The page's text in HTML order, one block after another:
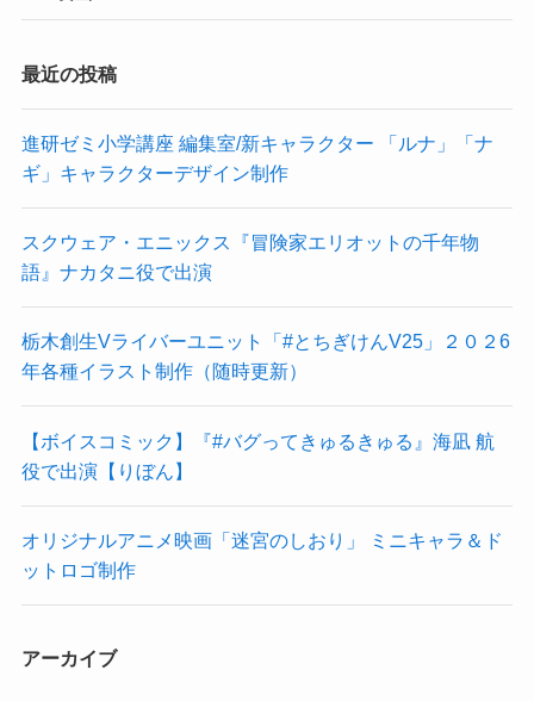
最近の投稿
進研ゼミ小学講座 編集室/新キャラクター 「ルナ」「ナ
ギ」キャラクターデザイン制作
スクウェア・エニックス『冒険家エリオットの千年物
語』ナカタニ役で出演
栃木創生Vライバーユニット「#とちぎけんV25」２０２6
年各種イラスト制作（随時更新）
【ボイスコミック】『#バグってきゅるきゅる』海凪 航
役で出演【りぼん】
オリジナルアニメ映画「迷宮のしおり」 ミニキャラ＆ド
ットロゴ制作
アーカイブ